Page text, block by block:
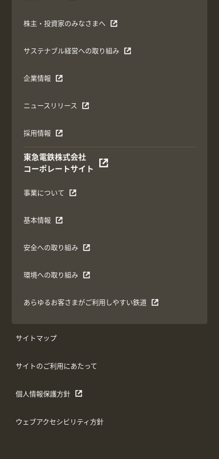
株主・投資家のみなさまへ
サステナブル経営への取り組み
企業情報
ニュースリリース
採用情報
東急電鉄株式会社
コーポレートサイト
事業について
基本情報
安全への取り組み
環境への取り組み
あらゆるお客さまがご利用しやすい鉄道
サイトマップ
サイトのご利用にあたって
個人情報保護方針
ウェブアクセシビリティ方針